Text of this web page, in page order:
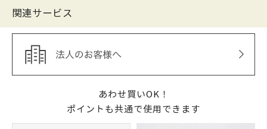
関連サービス
あわせ買いOK！
ポイントも共通で使用できます